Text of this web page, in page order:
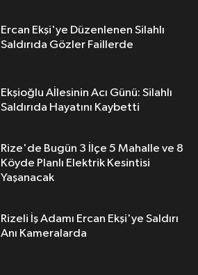
Ercan Ekşi'ye Düzenlenen Silahlı
Saldırıda Gözler Faillerde
Ekşioğlu Aİlesinin Acı Günü: Silahlı
Saldırıda Hayatını Kaybetti
Rize'de Bugün 3 İlçe 5 Mahalle ve 8
Köyde Planlı Elektrik Kesintisi
Yaşanacak
Rizeli İş Adamı Ercan Ekşi'ye Saldırı
Anı Kameralarda